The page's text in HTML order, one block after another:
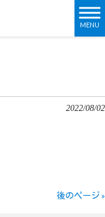
MENU
2022/08/02
後のページ »